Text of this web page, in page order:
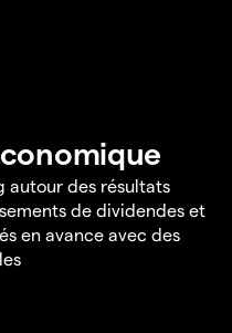
autour des résultats
de dividendes et
en avance avec des